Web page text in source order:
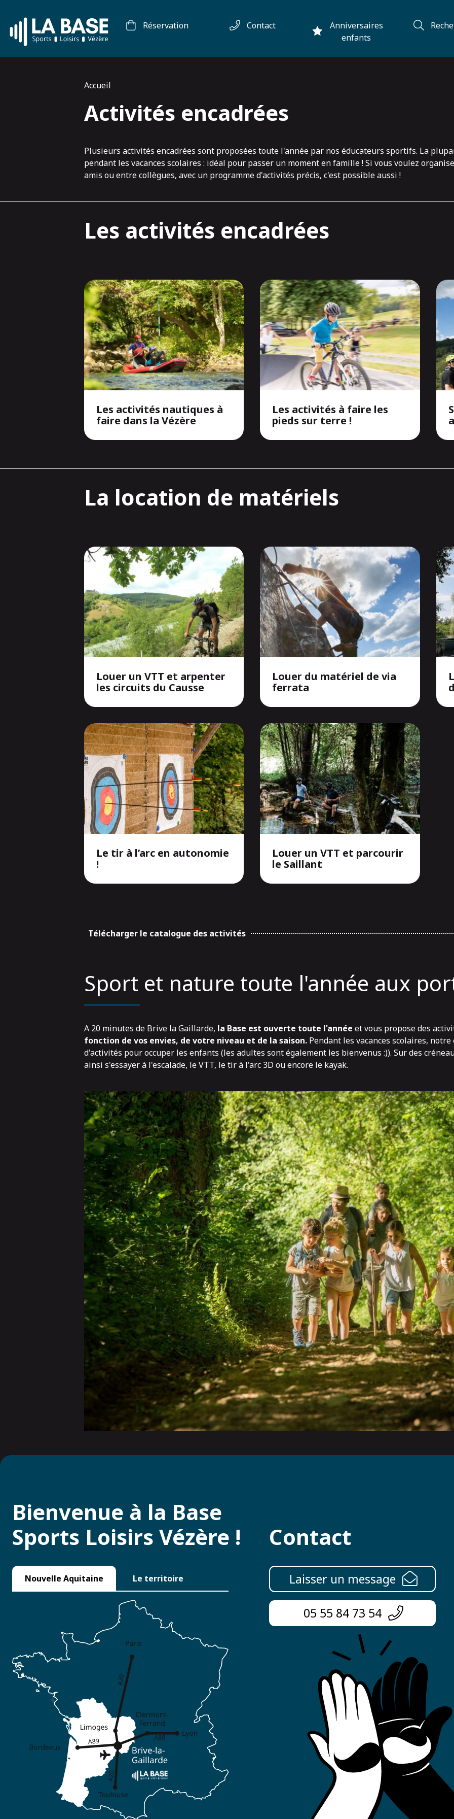
Réservation
Contact
Anniversaires
enfants
Accueil
Activités encadrées
Plusieurs activités encadrées sont proposées toute l'année par nos éducateurs sportifs. La
pendant les vacances scolaires : idéal pour passer un moment en famille ! Si vous voulez
amis ou entre collègues, avec un programme d'activités précis, c'est possible aussi !
Les activités encadrées
Les activités nautiques à
faire dans la Vézère
Les activités à faire les
pieds sur terre !
La location de matériels
Louer un VTT et arpenter
les circuits du Causse
Louer du matériel de via
ferrata
Le tir à l’arc en autonomie
!
Louer un VTT et parcourir
le Saillant
Télécharger le catalogue des activités
Sport et nature toute l'année aux
A 20 minutes de Brive la Gaillarde, la Base est ouverte toute l'année et vous propose des
fonction de vos envies, de votre niveau et de la saison. Pendant les vacances scolaires,
d'activités pour occuper les enfants (les adultes sont également les bienvenus :)). Sur des
ainsi s'essayer à l'escalade, le VTT, le tir à l'arc 3D ou encore le kayak.
Bienvenue à la Base
Sports Loisirs Vézère !
Nouvelle Aquitaine Le territoire
Contact
Laisser un message
05 55 84 73 54